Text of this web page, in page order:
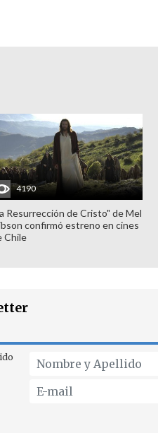
4190
Resurrección de Cristo" de Mel
confirmó estreno en cines
Chile